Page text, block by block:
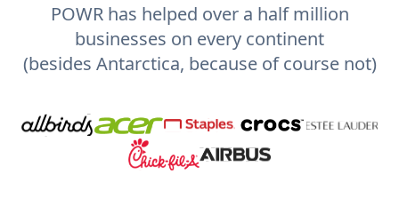
POWR has helped over a half million
businesses on every continent
(besides Antarctica, because of course not)